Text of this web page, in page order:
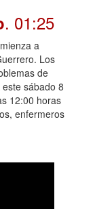
. 01:25
a
Los
de
sábado 8
12:00 horas
enfermeros